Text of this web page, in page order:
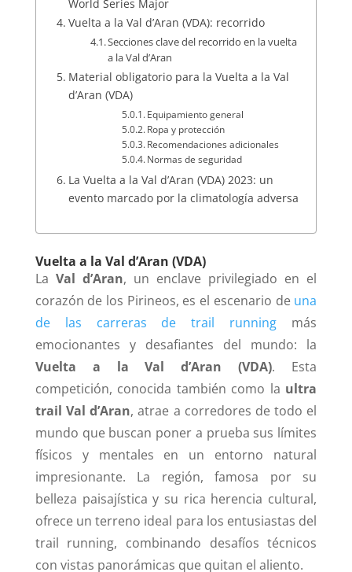
World Series Major
Vuelta a la Val d’Aran (VDA): recorrido
Secciones clave del recorrido en la vuelta
a la Val d’Aran
Material obligatorio para la Vuelta a la Val
d’Aran (VDA)
Equipamiento general
Ropa y protección
Recomendaciones adicionales
Normas de seguridad
La Vuelta a la Val d’Aran (VDA) 2023: un
evento marcado por la climatología adversa
Vuelta a la Val d’Aran (VDA)
La Val d’Aran, un enclave privilegiado en el
corazón de los Pirineos, es el escenario de una
de las carreras de trail running más
emocionantes y desafiantes del mundo: la
Vuelta a la Val d’Aran (VDA). Esta
competición, conocida también como la ultra
trail Val d’Aran, atrae a corredores de todo el
mundo que buscan poner a prueba sus límites
físicos y mentales en un entorno natural
impresionante. La región, famosa por su
belleza paisajística y su rica herencia cultural,
ofrece un terreno ideal para los entusiastas del
trail running, combinando desafíos técnicos
con vistas panorámicas que quitan el aliento.